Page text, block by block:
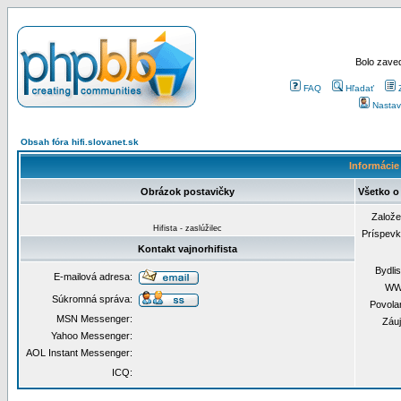
Bolo
FAQ Hľadať
Obsah fóra hifi.slovanet.sk
Obrázok postavičky Všetko
Hifista - zaslúžilec
Kontakt vajnorhifista
E-mailová adresa:
Súkromná správa:
MSN Messenger:
Yahoo Messenger:
AOL Instant Messenger:
ICQ: